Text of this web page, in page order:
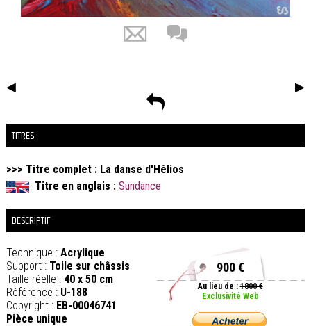
◀ ▶
TITRES
>>> Titre complet : La danse d'Hélios
Titre en anglais : Sundance
DESCRIPTIF
Technique : Acrylique
Support : Toile sur châssis
Taille réelle : 40 x 50 cm
Référence : U-188
Copyright : EB-00046741
Pièce unique
900 €
Au lieu de :1800 €
Exclusivité Web